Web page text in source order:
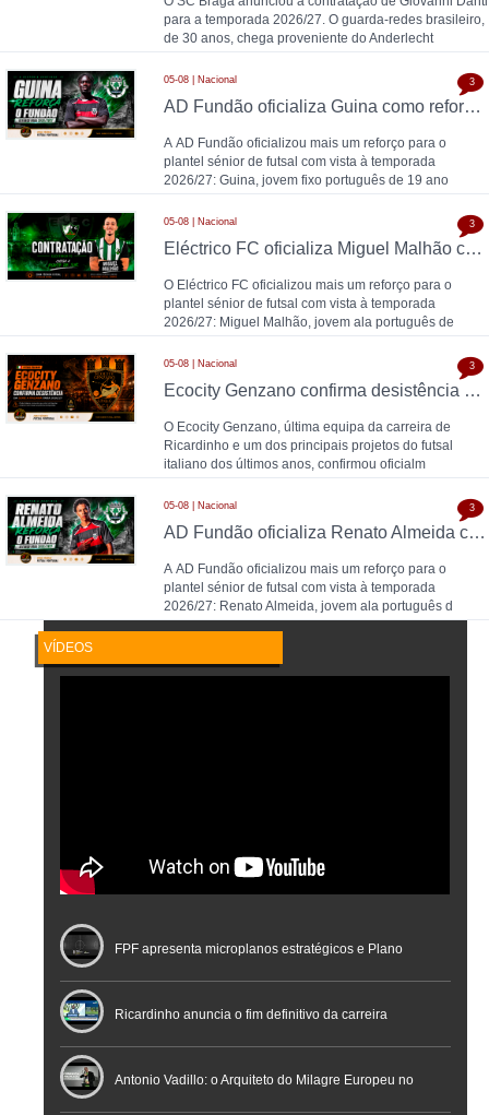
para a temporada 2026/27. O guarda-redes brasileiro,
de 30 anos, chega proveniente do Anderlecht
05-08 | Nacional
AD Fundão oficializa Guina como reforço para 2026/27
A AD Fundão oficializou mais um reforço para o
plantel sénior de futsal com vista à temporada
2026/27: Guina, jovem fixo português de 19 ano
3
05-08 | Nacional
Eléctrico FC oficializa Miguel Malhão como reforço para 2026/27
O Eléctrico FC oficializou mais um reforço para o
plantel sénior de futsal com vista à temporada
2026/27: Miguel Malhão, jovem ala português de
3
05-08 | Nacional
Ecocity Genzano confirma desistência da Serie A italiana para 2026/27
O Ecocity Genzano, última equipa da carreira de
Ricardinho e um dos principais projetos do futsal
italiano dos últimos anos, confirmou oficialm
3
05-08 | Nacional
AD Fundão oficializa Renato Almeida como reforço para 2026/27
A AD Fundão oficializou mais um reforço para o
plantel sénior de futsal com vista à temporada
2026/27: Renato Almeida, jovem ala português d
3
VÍDEOS
FPF apresenta microplanos estratégicos e Plano
Nacional de Arbitragem
Ricardinho anuncia o fim definitivo da carreira
profissional em conferência histórica na Cidade do
Antonio Vadillo: o Arquiteto do Milagre Europeu no